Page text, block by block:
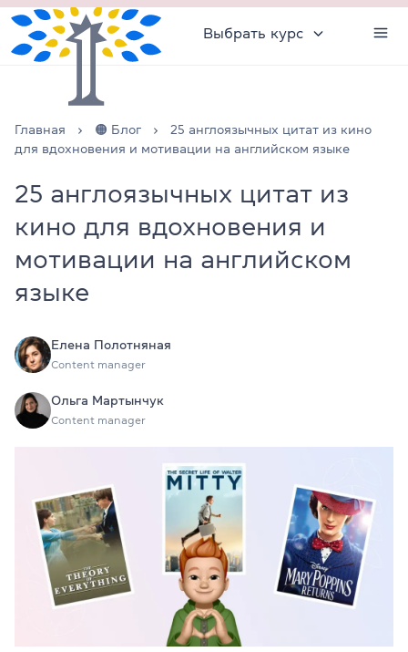
Выбрать курс
Главная 🟠 Блог
25 англоязычных цитат из кино
для вдохновения и мотивации на английском языке
25 англоязычных цитат из
кино для вдохновения и
мотивации на английском
языке
Елена Полотняная
Content manager
Ольга Мартынчук
Content manager